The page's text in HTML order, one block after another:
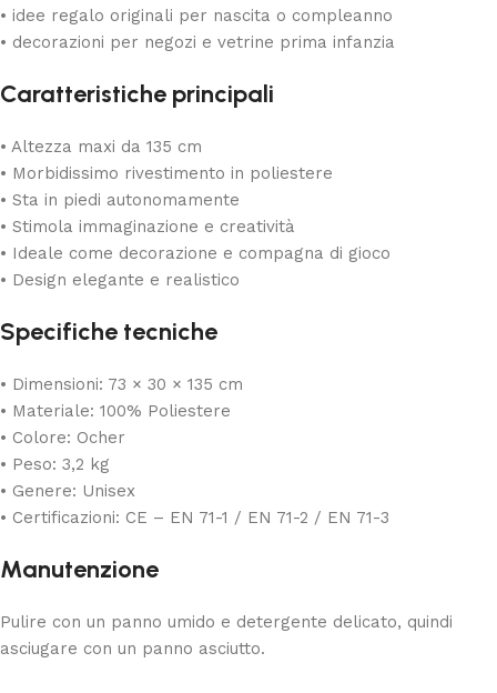
• idee regalo originali per nascita o compleanno
• decorazioni per negozi e vetrine prima infanzia
Caratteristiche principali
• Altezza maxi da 135 cm
• Morbidissimo rivestimento in poliestere
• Sta in piedi autonomamente
• Stimola immaginazione e creatività
• Ideale come decorazione e compagna di gioco
• Design elegante e realistico
Specifiche tecniche
• Dimensioni: 73 × 30 × 135 cm
• Materiale: 100% Poliestere
• Colore: Ocher
• Peso: 3,2 kg
• Genere: Unisex
• Certificazioni: CE – EN 71-1 / EN 71-2 / EN 71-3
Manutenzione
Pulire con un panno umido e detergente delicato, quindi
asciugare con un panno asciutto.